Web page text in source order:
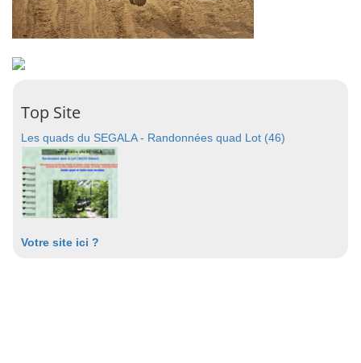
Top Site
Les quads du SEGALA - Randonnées quad Lot (46)
Votre site ici ?